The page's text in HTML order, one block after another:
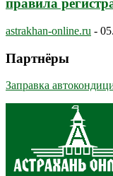
правила
astrakhan-online.ru -
Партнёры
Заправка